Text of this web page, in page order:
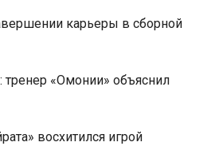
карьеры в сборной
тренер «Омонии» объяснил
восхитился игрой